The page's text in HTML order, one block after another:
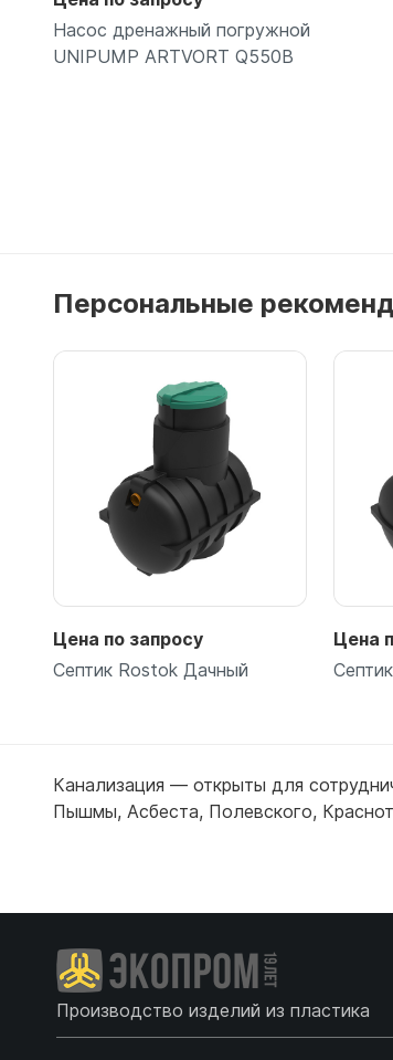
Насос дренажный погружной
UNIPUMP ARTVORT Q550B
Персональные
Подробнее
Цена по запросу
Септик Rostok Дачный
Цена
Канализация — открыты для
Пышмы, Асбеста, Полевского,
Производство изделий из пластика